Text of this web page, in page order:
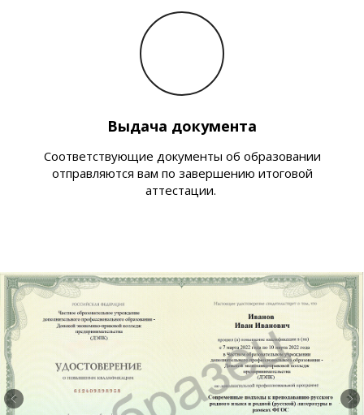
Выдача документа
Соответствующие документы об образовании
отправляются вам по завершению итоговой
аттестации.